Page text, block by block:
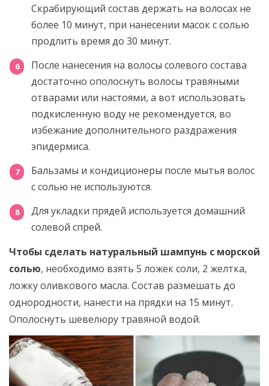
Скрабирующий состав держать на волосах не
более 10 минут, при нанесении масок с солью
продлить время до 30 минут.
После нанесения на волосы солевого состава
достаточно ополоснуть волосы травяными
отварами или настоями, а вот использовать
подкисленную воду не рекомендуется, во
избежание дополнительного раздражения
эпидермиса.
Бальзамы и кондиционеры после мытья волос
с солью не используются.
Для укладки прядей используется домашний
солевой спрей.
Чтобы сделать натуральный шампунь с морской
солью, необходимо взять 5 ложек соли, 2 желтка,
ложку оливкового масла. Состав размешать до
однородности, нанести на прядки на 15 минут.
Ополоснуть шевелюру травяной водой.